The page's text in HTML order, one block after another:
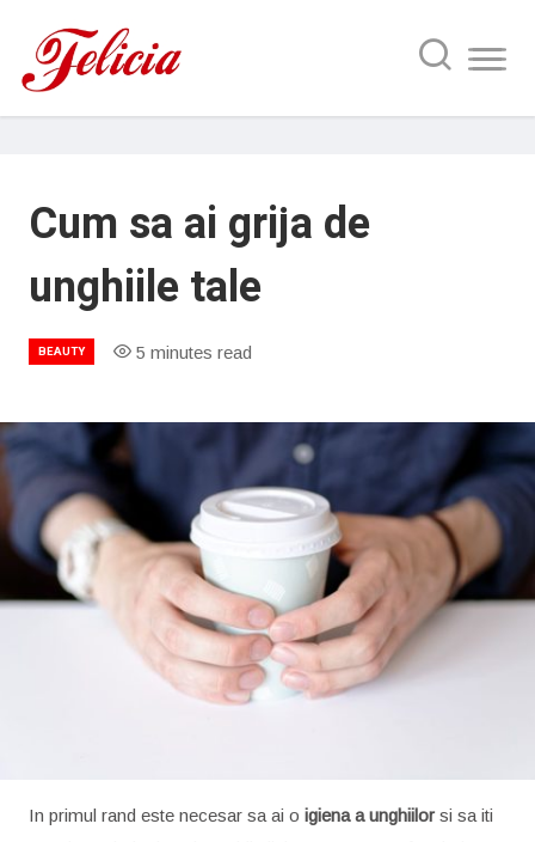
Cum sa ai grija de
unghiile tale
BEAUTY 5 minutes read
In primul rand este necesar sa ai o igiena a unghiilor si sa iti